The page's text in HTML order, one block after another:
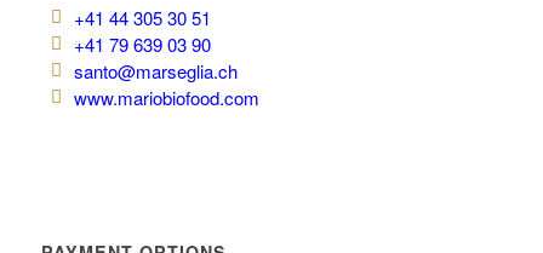
+41 44 305 30 51
+41 79 639 03 90
santo@marseglia.ch
www.mariobiofood.com